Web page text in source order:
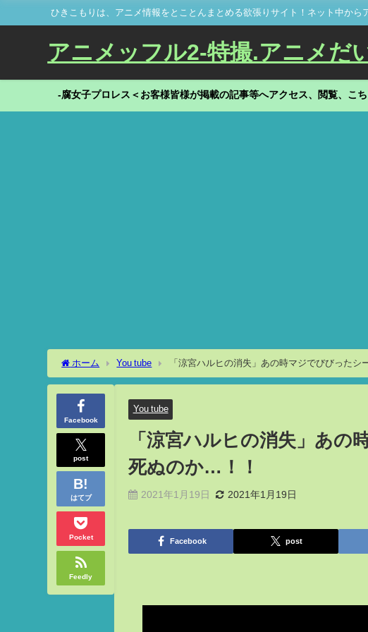
ひきこもりは、アニメ情報をとことんまとめる欲張りサイト！ネット中から
アニメッフル2-特撮.アニメだ
-腐女子プロレス＜お客様皆様が掲載の記事等へアクセス、閲覧、こ
ホーム You tube 「涼宮ハルヒの消失」あの時マジでびびった
Facebook
post
はてブ
Pocket
Feedly
You tube
「涼宮ハルヒの消失」あ
死ぬのか…！！
2021年1月19日 2021年1月19日
Facebook post